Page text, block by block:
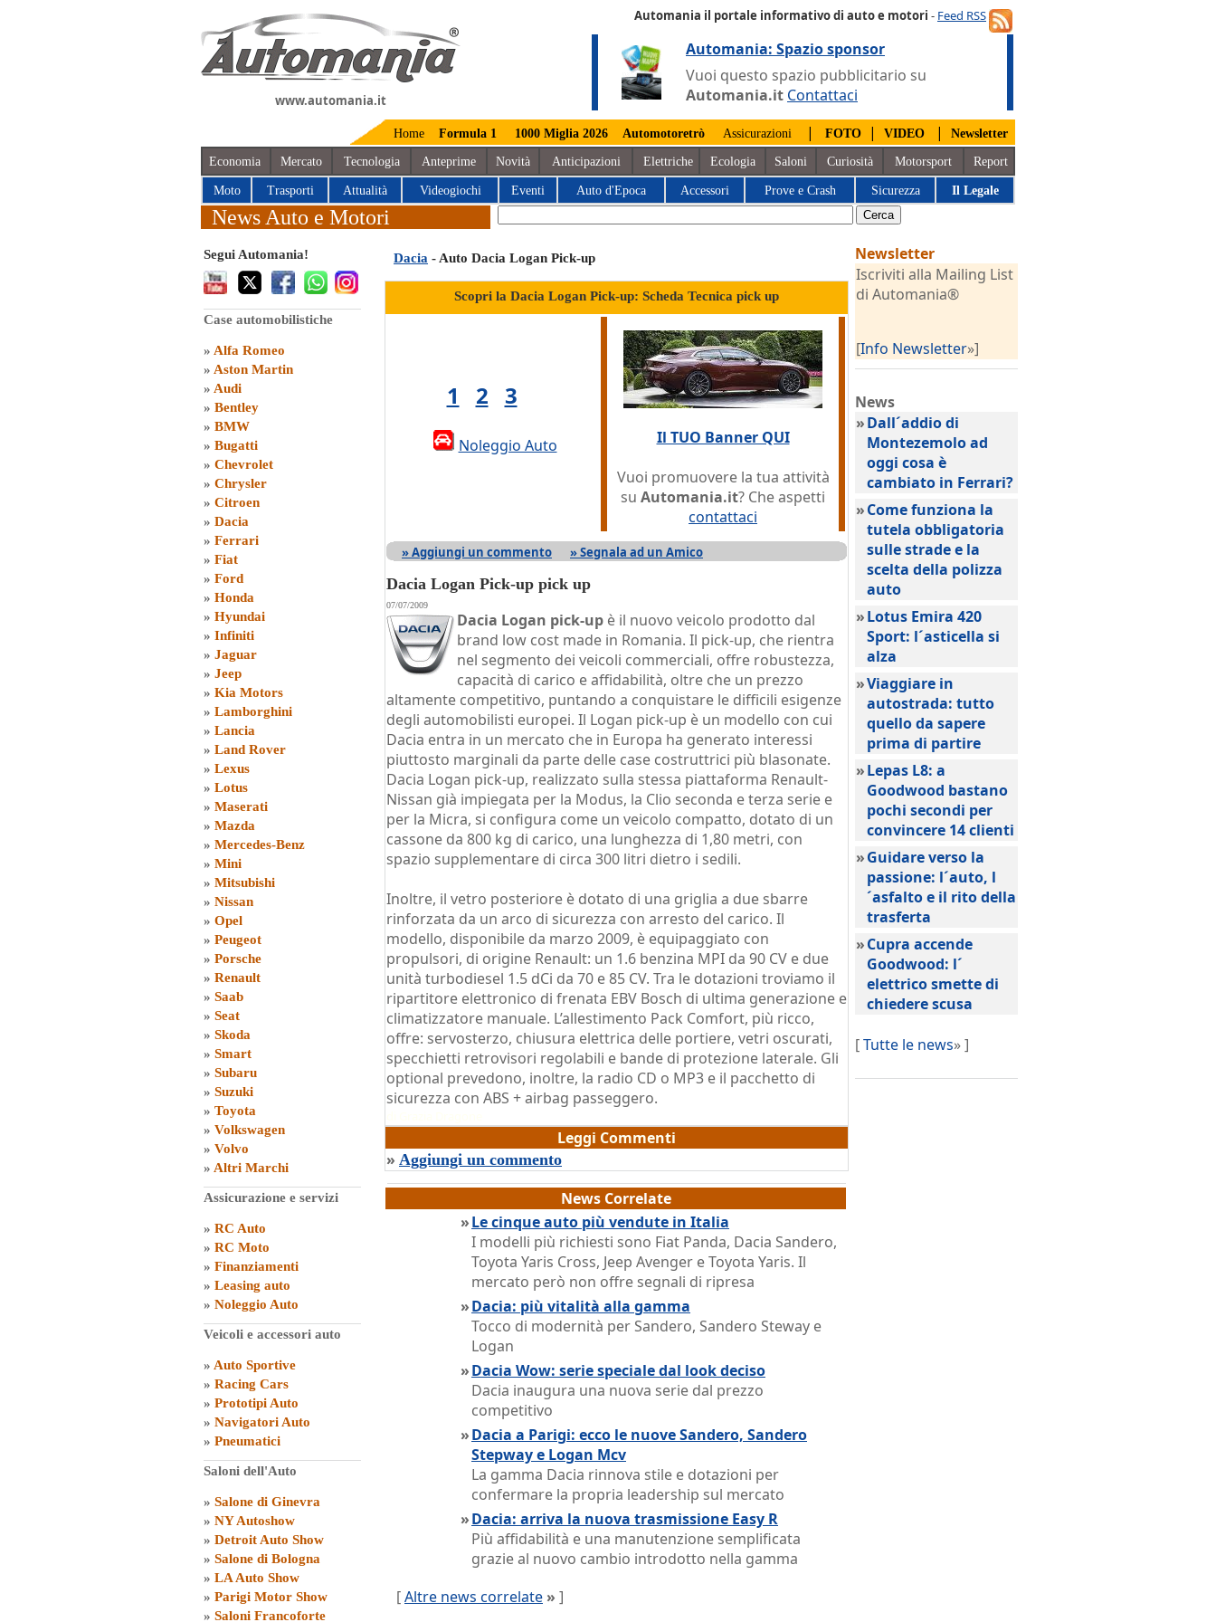
www.automania.it
Automania il portale informativo di auto e motori - Feed RSS
Automania: Spazio sponsor
Vuoi questo spazio pubblicitario su
Automania.it Contattaci
Home Formula 1 1000 Miglia 2026 Automotoretrò Assicurazioni | FOTO | VIDEO | Newsletter
Economia Mercato Tecnologia Anteprime Novità Anticipazioni Elettriche Ecologia Saloni Curiosità Motorsport Report
Moto Trasporti Attualità Videogiochi Eventi Auto d'Epoca Accessori Prove e Crash Sicurezza Il Legale
News Auto e Motori
Segui Automania!
Case automobilistiche
» Alfa Romeo
» Aston Martin
» Audi
» Bentley
» BMW
» Bugatti
» Chevrolet
» Chrysler
» Citroen
» Dacia
» Ferrari
» Fiat
» Ford
» Honda
» Hyundai
» Infiniti
» Jaguar
» Jeep
» Kia Motors
» Lamborghini
» Lancia
» Land Rover
» Lexus
» Lotus
» Maserati
» Mazda
» Mercedes-Benz
» Mini
» Mitsubishi
» Nissan
» Opel
» Peugeot
» Porsche
» Renault
» Saab
» Seat
» Skoda
» Smart
» Subaru
» Suzuki
» Toyota
» Volkswagen
» Volvo
» Altri Marchi
Assicurazione e servizi
» RC Auto
» RC Moto
» Finanziamenti
» Leasing auto
» Noleggio Auto
Veicoli e accessori auto
» Auto Sportive
» Racing Cars
» Prototipi Auto
» Navigatori Auto
» Pneumatici
Saloni dell'Auto
» Salone di Ginevra
» NY Autoshow
» Detroit Auto Show
» Salone di Bologna
» LA Auto Show
» Parigi Motor Show
» Saloni Francoforte
Dacia - Auto Dacia Logan Pick-up
Scopri la Dacia Logan Pick-up: Scheda Tecnica pick up
1 2 3
Noleggio Auto
Il TUO Banner QUI
Vuoi promuovere la tua attività
su Automania.it? Che aspetti
contattaci
» Aggiungi un commento » Segnala ad un Amico
Dacia Logan Pick-up pick up
07/07/2009
Dacia Logan pick-up è il nuovo veicolo prodotto dal
brand low cost made in Romania. Il pick-up, che rientra
nel segmento dei veicoli commerciali, offre robustezza,
capacità di carico e affidabilità, oltre che un prezzo
altamente competitivo, puntando a conquistare le difficili esigenze
degli automobilisti europei. Il Logan pick-up è un modello con cui
Dacia entra in un mercato che in Europa ha generato interessi
piuttosto marginali da parte delle case costruttrici più blasonate.
Dacia Logan pick-up, realizzato sulla stessa piattaforma Renault-
Nissan già impiegata per la Modus, la Clio seconda e terza serie e
per la Micra, si configura come un veicolo compatto, dotato di un
cassone da 800 kg di carico, una lunghezza di 1,80 metri, con
spazio supplementare di circa 300 litri dietro i sedili.
Inoltre, il vetro posteriore è dotato di una griglia a due sbarre
rinforzata da un arco di sicurezza con arresto del carico. Il
modello, disponibile da marzo 2009, è equipaggiato con
propulsori, di origine Renault: un 1.6 benzina MPI da 90 CV e due
unità turbodiesel 1.5 dCi da 70 e 85 CV. Tra le dotazioni troviamo il
ripartitore elettronico di frenata EBV Bosch di ultima generazione e
climatizzatore manuale. L’allestimento Pack Comfort, più ricco,
offre: servosterzo, chiusura elettrica delle portiere, vetri oscurati,
specchietti retrovisori regolabili e bande di protezione laterale. Gli
optional prevedono, inoltre, la radio CD o MP3 e il pacchetto di
sicurezza con ABS + airbag passeggero.
Leggi Commenti
» Aggiungi un commento
News Correlate
»Le cinque auto più vendute in Italia
I modelli più richiesti sono Fiat Panda, Dacia Sandero,
Toyota Yaris Cross, Jeep Avenger e Toyota Yaris. Il
mercato però non offre segnali di ripresa
»Dacia: più vitalità alla gamma
Tocco di modernità per Sandero, Sandero Steway e
Logan
»Dacia Wow: serie speciale dal look deciso
Dacia inaugura una nuova serie dal prezzo
competitivo
»Dacia a Parigi: ecco le nuove Sandero, Sandero
Stepway e Logan Mcv
La gamma Dacia rinnova stile e dotazioni per
confermare la propria leadership sul mercato
»Dacia: arriva la nuova trasmissione Easy R
Più affidabilità e una manutenzione semplificata
grazie al nuovo cambio introdotto nella gamma
[Altre news correlate » ]
Newsletter
Iscriviti alla Mailing List
di Automania®
[Info Newsletter»]
News
»Dall´addio di
Montezemolo ad
oggi cosa è
cambiato in Ferrari?
»Come funziona la
tutela obbligatoria
sulle strade e la
scelta della polizza
auto
»Lotus Emira 420
Sport: l´asticella si
alza
»Viaggiare in
autostrada: tutto
quello da sapere
prima di partire
»Lepas L8: a
Goodwood bastano
pochi secondi per
convincere 14 clienti
»Guidare verso la
passione: l´auto, l
´asfalto e il rito della
trasferta
»Cupra accende
Goodwood: l´
elettrico smette di
chiedere scusa
[Tutte le news» ]